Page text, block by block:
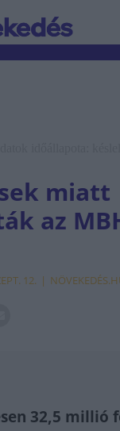
miatt
az
12.
32,5